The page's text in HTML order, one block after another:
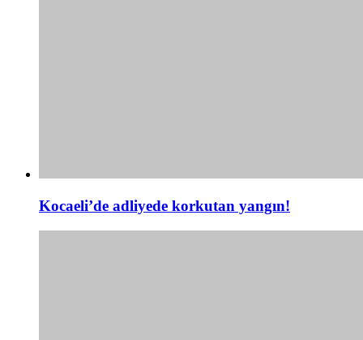
Kocaeli’de adliyede korkutan yangın!